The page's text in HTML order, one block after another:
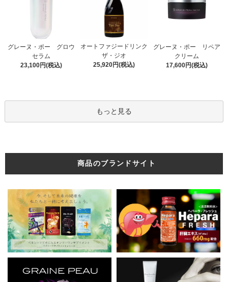
グレーヌ・ポー グロウ
セラム
23,100円(税込)
オートファジードリンク
ザ・ジオ
25,920円(税込)
グレーヌ・ポー リペア
クリーム
17,600円(税込)
もっと見る
商品のブランドサイト